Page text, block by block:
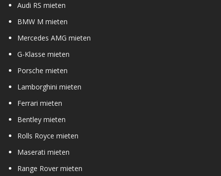
Audi RS mieten
BMW M mieten
Mercedes AMG mieten
G-Klasse mieten
Porsche mieten
Lamborghini mieten
Ferrari mieten
Bentley mieten
Rolls Royce mieten
Maserati mieten
Range Rover mieten